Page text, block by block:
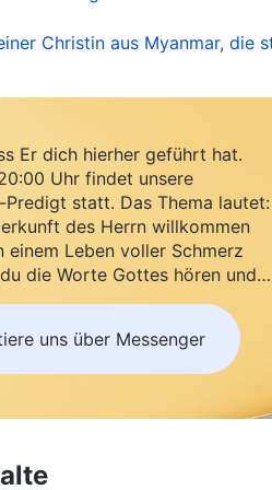
Leiter nicht entdeckt
rechtzeitig gestoppt
um auszudrücken, dass
und ich bat um Seine
von Gottes Wort, den
Gott zu dienen ist keine
niemals Gott dienen.
wurde, dann
aus deinen eigenen
basiert. Du dienst
Vorlieben. Hinzu kommt,
Christin aus Myanmar, die
Er dich hierher geführt hat.
Uhr findet unsere
Predigt statt. Das Thema lautet:
des Herrn willkommen
einem Leben voller Schmerz
die Worte Gottes hören und
uns über Messenger